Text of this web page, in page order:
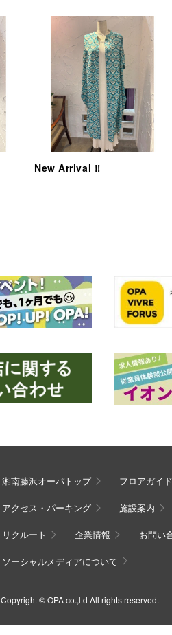
New Arrival ‼︎
湘南藤沢オーパトップ フロアガイド
アクセス・パーキング 施設案内
リクルート 企業情報 お問い
ソーシャルメディアについて
Copyright © OPA co.,ltd All rights reserved.